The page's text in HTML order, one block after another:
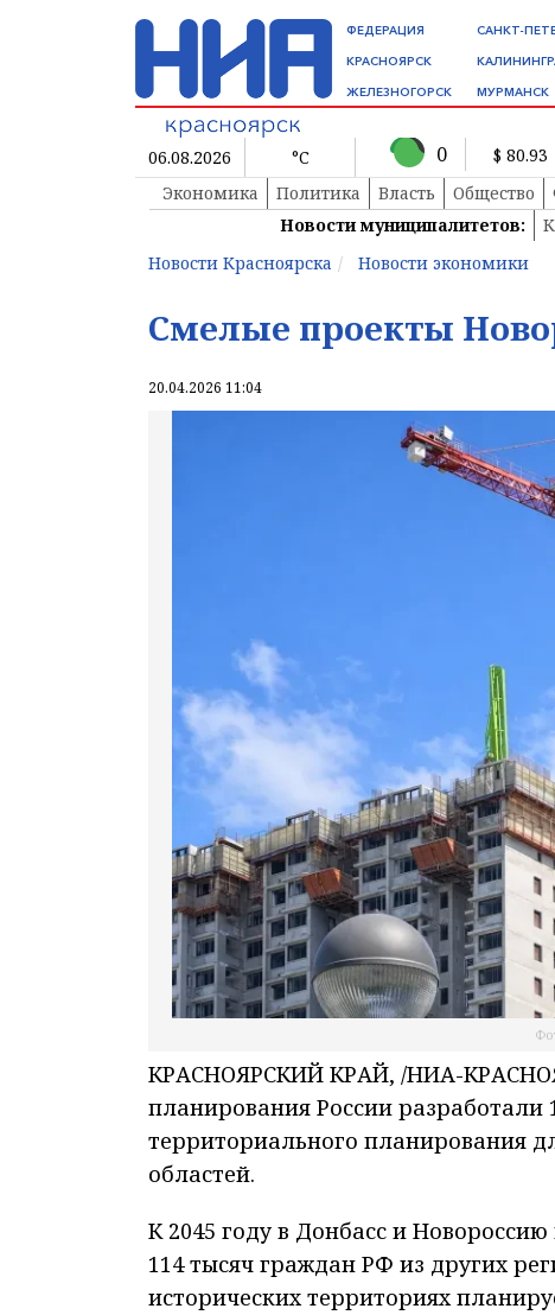
ФЕДЕРАЦИЯ
КРАСНОЯРСК
ЖЕЛЕЗНОГОРСК
САНКТ-
МУРМАНСК
06.08.2026 °C 0 $ 80.93
Экономика
Политика Власть Общество
Новости муниципалитетов:
Новости Красноярска
Новости экономики
Смелые проекты
20.04.2026 11:04
КРАСНОЯРСКИЙ КРАЙ, /НИА-
планирования России разработали
территориального планирования
областей.
К 2045 году в Донбасс и
114 тысяч граждан РФ из других
исторических территориях